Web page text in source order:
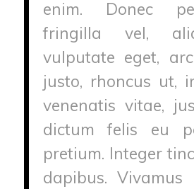
enim. Donec
fringilla vel,
vulputate eget,
justo, rhoncus ut,
venenatis vitae,
dictum felis eu
pretium. Integer
dapibus. Vivamus